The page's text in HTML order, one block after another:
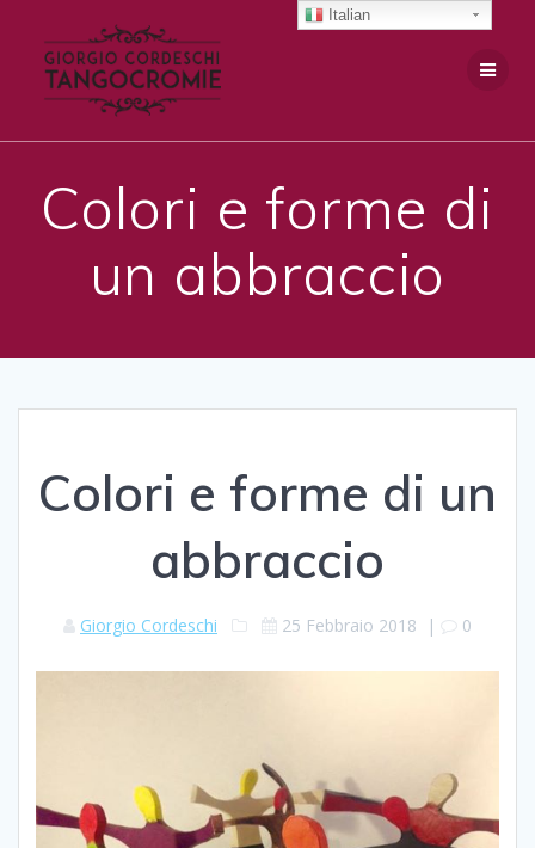
Colori e forme di
un abbraccio
Colori e forme di un
abbraccio
Giorgio Cordeschi 25 Febbraio 2018 | 0
Italian